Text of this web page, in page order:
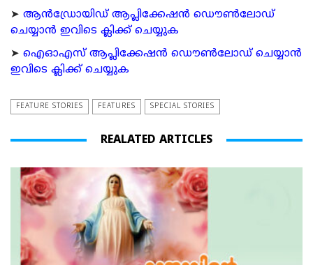
➤ ആന്‍ഡ്രോയിഡ് ആപ്ലിക്കേഷന്‍ ഡൌണ്‍ലോഡ്
ചെയ്യാന്‍ ഇവിടെ ക്ലിക്ക് ചെയ്യുക
➤ ഐഓഎസ് ആപ്ലിക്കേഷന്‍ ഡൌണ്‍ലോഡ് ചെയ്യാന്‍
ഇവിടെ ക്ലിക്ക് ചെയ്യുക
FEATURE STORIES FEATURES SPECIAL STORIES
REALATED ARTICLES